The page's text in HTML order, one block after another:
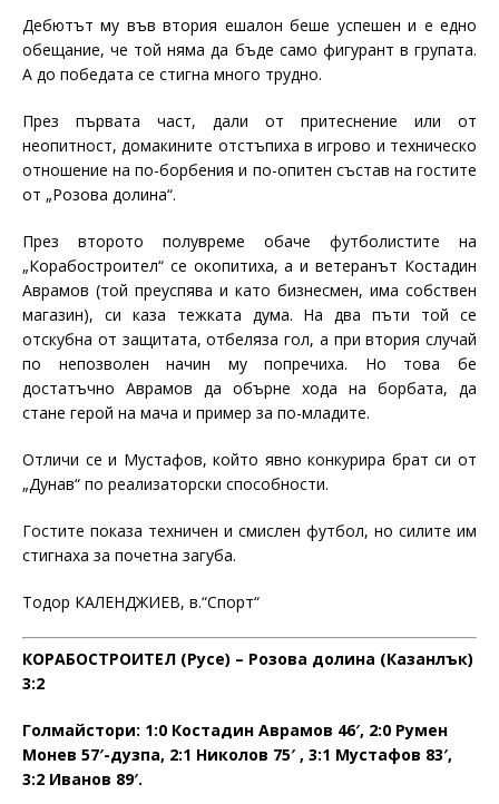
Дебютът му във втория ешалон беше успешен и е едно
обещание, че той няма да бъде само фигурант в групата.
А до победата се стигна много трудно.
През първата част, дали от притеснение или от
неопитност, домакините отстъпиха в игрово и техническо
отношение на по-борбения и по-опитен състав на гостите
от „Розова долина“.
През второто полувреме обаче футболистите на
„Корабостроител“ се окопитиха, а и ветеранът Костадин
Аврамов (той преуспява и като бизнесмен, има собствен
магазин), си каза тежката дума. На два пъти той се
отскубна от защитата, отбеляза гол, а при втория случай
по непозволен начин му попречиха. Но това бе
достатъчно Аврамов да обърне хода на борбата, да
стане герой на мача и пример за по-младите.
Отличи се и Мустафов, който явно конкурира брат си от
„Дунав“ по реализаторски способности.
Гостите показа техничен и смислен футбол, но силите им
стигнаха за почетна загуба.
Тодор КАЛЕНДЖИЕВ, в.“Спорт“
КОРАБОСТРОИТЕЛ (Русе) – Розова долина (Казанлък)
3:2
Голмайстори: 1:0 Костадин Аврамов 46′, 2:0 Румен
Монев 57′-дузпа, 2:1 Николов 75′ , 3:1 Мустафов 83′,
3:2 Иванов 89′.